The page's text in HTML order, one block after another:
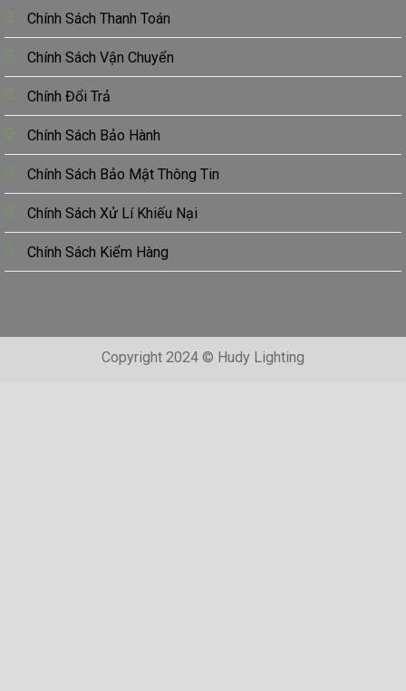
Chính Sách Thanh Toán
Chính Sách Vận Chuyển
Chính Đổi Trả
Chính Sách Bảo Hành
Chính Sách Bảo Mật Thông Tin
Chính Sách Xử Lí Khiếu Nại
Chính Sách Kiểm Hàng
Copyright 2024 © Hudy Lighting